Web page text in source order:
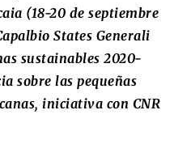
(18-20 de septiembre
States Generali
sustainables 2020-
sobre las pequeñas
iniciativa con CNR